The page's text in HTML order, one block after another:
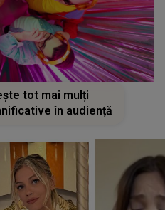
tot mai mulți
în audiență